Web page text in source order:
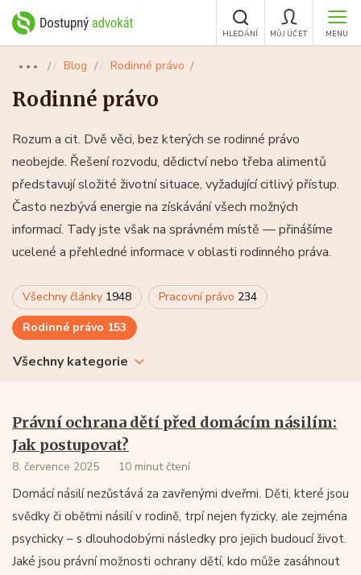
MENU
MŮJ ÚČET
HLEDÁNÍ
●●● Blog Rodinné právo
Rodinné právo
Rozum a cit. Dvě věci, bez kterých se rodinné právo
neobejde. Řešení rozvodu, dědictví nebo třeba alimentů
představují složité životní situace, vyžadující citlivý přístup.
Často nezbývá energie na získávání všech možných
informací. Tady jste však na správném místě — přinášíme
ucelené a přehledné informace v oblasti rodinného práva.
Všechny články 1948 Pracovní právo 234
Rodinné právo 153
Všechny kategorie
Právní ochrana dětí před domácím násilím:
Jak postupovat?
8. července 2025 10 minut čtení
Domácí násilí nezůstává za zavřenými dveřmi. Děti, které jsou
svědky či oběťmi násilí v rodině, trpí nejen fyzicky, ale zejména
psychicky – s dlouhodobými následky pro jejich budoucí život.
Jaké jsou právní možnosti ochrany dětí, kdo může zasáhnout